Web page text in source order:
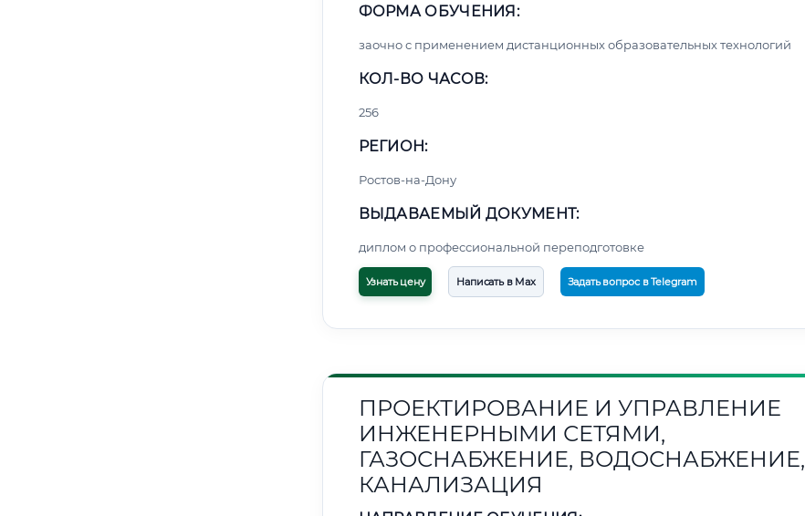
ФОРМА ОБУЧЕНИЯ:
заочно с применением дистанционных образовательных технологий
КОЛ-ВО ЧАСОВ:
256
РЕГИОН:
Ростов-на-Дону
ВЫДАВАЕМЫЙ ДОКУМЕНТ:
диплом о профессиональной переподготовке
Узнать цену Написать в Max Задать вопрос в Telegram
ПРОЕКТИРОВАНИЕ И УПРАВЛЕНИЕ
ИНЖЕНЕРНЫМИ СЕТЯМИ,
ГАЗОСНАБЖЕНИЕ, ВОДОСНАБЖЕНИЕ,
КАНАЛИЗАЦИЯ